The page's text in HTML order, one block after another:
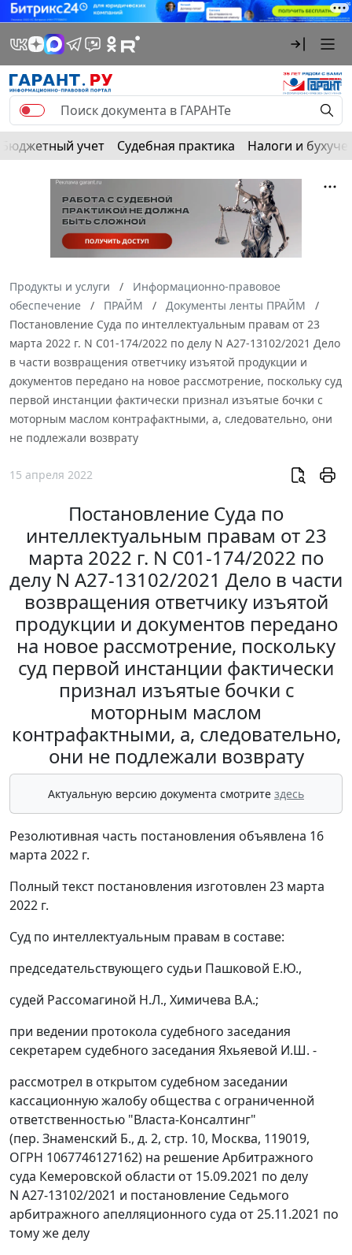
Бюджетный учет Судебная практика Налоги и
Продукты и услуги
Информационно-правовое
обеспечение
ПРАЙМ
Документы ленты ПРАЙМ
Постановление Суда по интеллектуальным правам от 23
марта 2022 г. N С01-174/2022 по делу N А27-13102/2021 Дело
в части возвращения ответчику изъятой продукции и
документов передано на новое рассмотрение, поскольку суд
первой инстанции фактически признал изъятые бочки с
моторным маслом контрафактными, а, следовательно, они
не подлежали возврату
15 апреля 2022
Постановление Суда по
интеллектуальным правам от 23
марта 2022 г. N С01-174/2022 по
делу N А27-13102/2021 Дело в части
возвращения ответчику изъятой
продукции и документов передано
на новое рассмотрение, поскольку
суд первой инстанции фактически
признал изъятые бочки с
моторным маслом
контрафактными, а, следовательно,
они не подлежали возврату
Актуальную версию документа смотрите здесь
Резолютивная часть постановления объявлена 16
марта 2022 г.
Полный текст постановления изготовлен 23 марта
2022 г.
Суд по интеллектуальным правам в составе:
председательствующего судьи Пашковой Е.Ю.,
судей Рассомагиной Н.Л., Химичева В.А.;
при ведении протокола судебного заседания
секретарем судебного заседания Яхьяевой И.Ш. -
рассмотрел в открытом судебном заседании
кассационную жалобу общества с ограниченной
ответственностью "Власта-Консалтинг"
(пер. Знаменский Б., д. 2, стр. 10, Москва, 119019,
ОГРН 1067746127162) на решение Арбитражного
суда Кемеровской области от 15.09.2021 по делу
N А27-13102/2021 и постановление Седьмого
арбитражного апелляционного суда от 25.11.2021 по
тому же делу